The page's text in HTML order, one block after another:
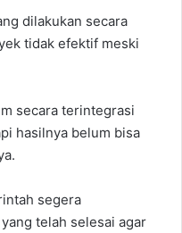
dilakukan secara
tidak efektif meski
secara terintegrasi
hasilnya belum bisa
segera
telah selesai agar